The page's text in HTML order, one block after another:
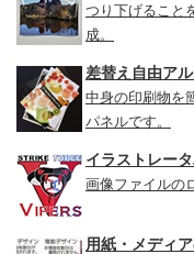
つり下げること
成。
差替え自由ア
中身の印刷物を
パネルです。
イラストレー
画像ファイルの
用紙・メディ